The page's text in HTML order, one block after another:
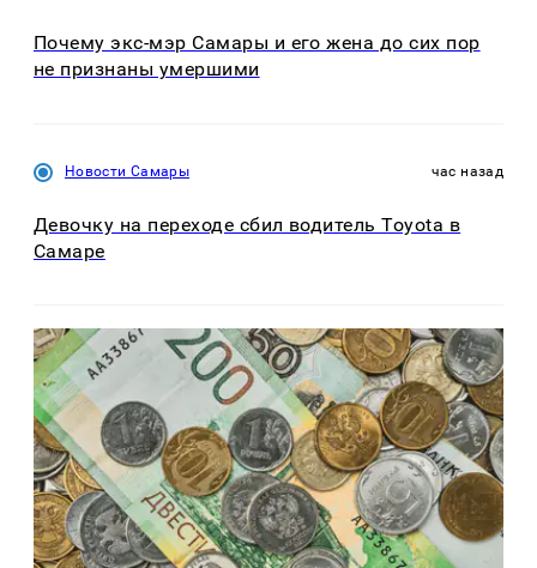
Почему экс-мэр Самары и его жена до сих пор
не признаны умершими
Новости Самары час назад
Девочку на переходе сбил водитель Toyota в
Самаре